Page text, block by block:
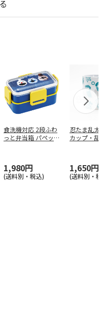
食洗機対応 2段ふわ
っと弁当箱 パペッ
1,980円
(送料別・税込)
忍たま乱
カップ・乱
1,650円
(送料別・税